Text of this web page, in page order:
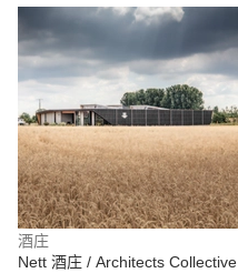
酒庄
Nett 酒庄 / Architects Collective